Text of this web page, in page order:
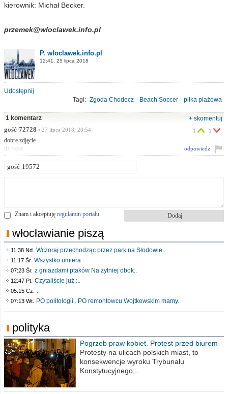
kierownik: Michał Becker.
przemek@wloclawek.info.pl
P. wloclawek.info.pl
12:41, 25 lipca 2018
Udostępnij
Tagi: Zgoda Chodecz Beach Soccer
piłka plażowa
Mistrzostwa Polski Wschodniej
1 komentarz
+ skomentuj
gość-72728 • 27 lipca 2018, 20:54
dobre zdjęcie
1 1
odpowiedz
ID:78286
Znam i akceptuję regulamin portalu
włocławianie piszą
11:38 Nd. Wczoraj przechodząc przez park na Słodowie..
11:17 Śr. Wszystko umiera
07:23 Śr. z gniazdami ptaków Na żytniej obok..
12:47 Pt. Czytaliście już :..
05:15 Cz. ..
07:13 Wt. PO politologii . PO remontowcu Wojtkowskim mamy..
polityka
Pogrzeb praw kobiet. Protest przed biurem
poselskim PiS
Protesty na ulicach polskich miast, to
konsekwencje wyroku Trybunału
Konstytucyjnego,..